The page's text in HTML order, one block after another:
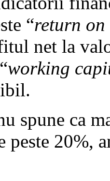
“return on
net la
working
spune ca
peste 20%,